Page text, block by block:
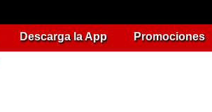
Descarga la App Promociones